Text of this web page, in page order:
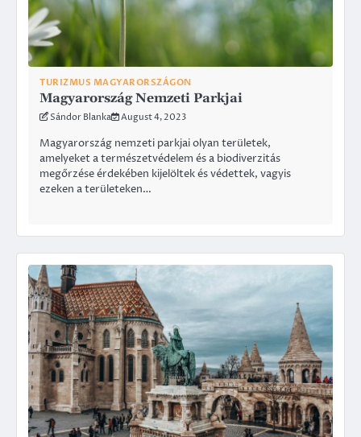
TURIZMUS MAGYARORSZÁGON
Magyarország Nemzeti Parkjai
Sándor Blanka August 4, 2023
Magyarország nemzeti parkjai olyan területek,
amelyeket a természetvédelem és a biodiverzitás
megőrzése érdekében kijelöltek és védettek, vagyis
ezeken a területeken…